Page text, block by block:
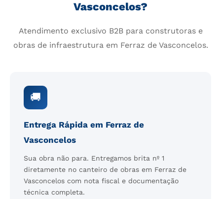
Vasconcelos?
Atendimento exclusivo B2B para construtoras e
obras de infraestrutura em Ferraz de Vasconcelos.
🚚
Entrega Rápida em Ferraz de
Vasconcelos
Sua obra não para. Entregamos brita nº 1
diretamente no canteiro de obras em Ferraz de
Vasconcelos com nota fiscal e documentação
técnica completa.